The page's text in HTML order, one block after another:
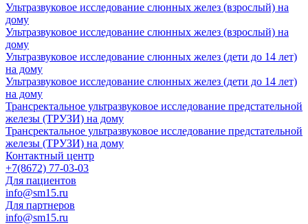
Ультразвуковое исследование слюнных желез (взрослый) на
дому
Ультразвуковое исследование слюнных желез (взрослый) на
дому
Ультразвуковое исследование слюнных желез (дети до 14 лет)
на дому
Ультразвуковое исследование слюнных желез (дети до 14 лет)
на дому
Трансректальное ультразвуковое исследование предстательной
железы (ТРУЗИ) на дому
Трансректальное ультразвуковое исследование предстательной
железы (ТРУЗИ) на дому
Контактный центр
+7(8672) 77-03-03
Для пациентов
info@sm15.ru
Для партнеров
info@sm15.ru